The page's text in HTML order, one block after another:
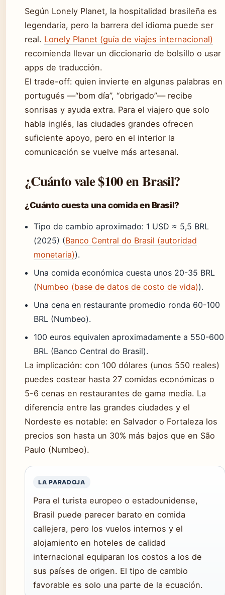
Según Lonely Planet, la hospitalidad brasileña es
legendaria, pero la barrera del idioma puede ser
real. Lonely Planet (guía de viajes internacional)
recomienda llevar un diccionario de bolsillo o usar
apps de traducción.
El trade-off: quien invierte en algunas palabras en
portugués —“bom día”, “obrigado”— recibe
sonrisas y ayuda extra. Para el viajero que solo
habla inglés, las ciudades grandes ofrecen
suficiente apoyo, pero en el interior la
comunicación se vuelve más artesanal.
¿Cuánto vale $100 en Brasil?
¿Cuánto cuesta una comida en Brasil?
Tipo de cambio aproximado: 1 USD ≈ 5,5 BRL
(2025) (Banco Central do Brasil (autoridad
monetaria)).
Una comida económica cuesta unos 20-35 BRL
(Numbeo (base de datos de costo de vida)).
Una cena en restaurante promedio ronda 60-100
BRL (Numbeo).
100 euros equivalen aproximadamente a 550-600
BRL (Banco Central do Brasil).
La implicación: con 100 dólares (unos 550 reales)
puedes costear hasta 27 comidas económicas o
5-6 cenas en restaurantes de gama media. La
diferencia entre las grandes ciudades y el
Nordeste es notable: en Salvador o Fortaleza los
precios son hasta un 30% más bajos que en São
Paulo (Numbeo).
LA PARADOJA
Para el turista europeo o estadounidense,
Brasil puede parecer barato en comida
callejera, pero los vuelos internos y el
alojamiento en hoteles de calidad
internacional equiparan los costos a los de
sus países de origen. El tipo de cambio
favorable es solo una parte de la ecuación.